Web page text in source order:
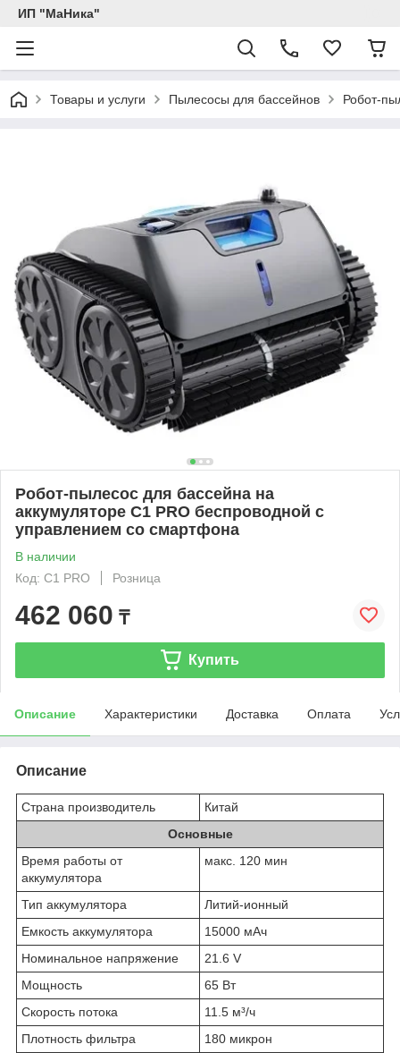
ИП "МаНика"
Товары и услуги Пылесосы для бассейнов Робот-
Робот-пылесос для бассейна на
аккумуляторе С1 PRO беспроводной с
управлением со смартфона
В наличии
Код: С1 PRO
Розница
462 060 ₸
Купить
Описание Характеристики Доставка Оплата
Описание
Страна производитель
Китай
Основные
Время работы от
аккумулятора
макс. 120 мин
Тип аккумулятора
Литий-ионный
Емкость аккумулятора
15000 мАч
Номинальное напряжение
21.6 V
Мощность
65 Вт
Скорость потока
11.5 м³/ч
Плотность фильтра
180 микрон